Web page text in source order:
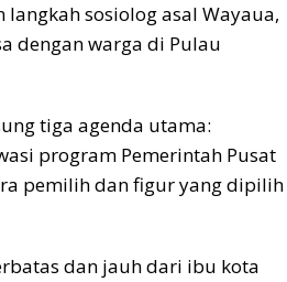
sosiolog asal Wayaua,
dengan warga di Pulau
tiga agenda utama:
program Pemerintah Pusat
pemilih dan figur yang dipilih
dan jauh dari ibu kota